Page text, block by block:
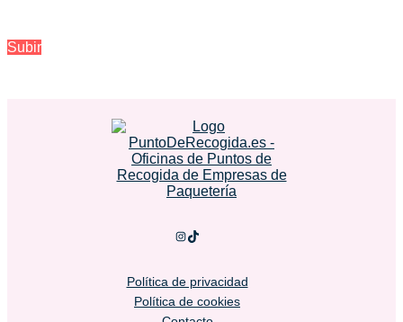
Subir
Instagram
TikTok
Política de privacidad
Política de cookies